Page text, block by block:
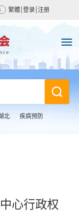
繁體 登录 注册
北 疾病预防
心行政权